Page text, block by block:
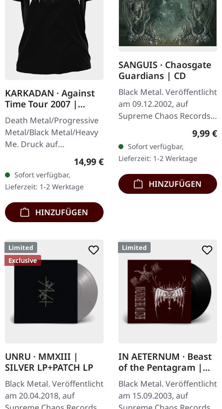
KARKADAN · Against
Time Tour 2007 |
GIRLIE
Death Metal/Progressive
Metal/Black Metal/Heavy
Me. Druck auf
Rückseite. Front Logo,
Rückseite: Tourdaten.
100% Baumwolle
Regulärer Preis:
14,99 €
Sofort verfügbar,
Lieferzeit: 1-2 Werktage
HINZUFÜGEN
SANGUIS · Chaosgate
Guardians | CD
Black Metal. Veröffentlicht
am 09.12.2002, auf
Supreme Chaos Records.
CD im Jewelcase mit 12-
seitigem Booklet. Wenn
österreichischer Black
Metal den…
9,99 €
Sofort verfügbar,
Lieferzeit: 1-2 Werktage
HINZUFÜGEN
Limited
Exclusive
UNRU · MMXIII |
SILVER LP+PATCH LP
Black Metal. Veröffentlicht
am 20.04.2018, auf
Limited
IN AETERNUM · Beast
of the Pentagram |
BLACK 10" MLP
Black Metal. Veröffentlicht
am 15.09.2003, auf